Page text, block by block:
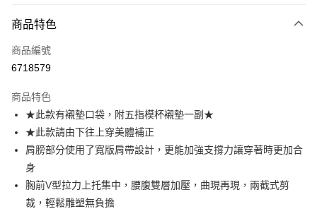
信用卡一次付款
超商取貨付款
Apple Pay
街口支付
悠遊付
全盈+PAY
商品特色
商品編號
6718579
商品特色
★此款有襯墊口袋，附五指模杯襯墊一副★
★此款請由下往上穿美體補正
肩膀部分使用了寬版肩帶設計，更能加強支撐力讓穿著時更加合
身
胸前V型拉力上托集中，腰腹雙層加壓，曲現再現，兩截式剪
裁，輕鬆雕塑無負擔